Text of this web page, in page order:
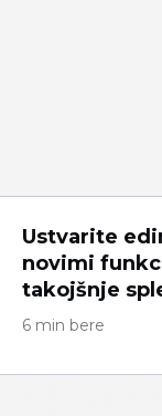
Ustvarite
novimi
takojšnje
6 min bere